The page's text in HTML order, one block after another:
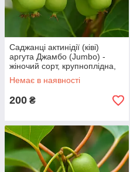
Саджанці актинідії (ківі)
аргута Джамбо (Jumbo) -
жіночий сорт, крупноплідна,
морозостійка С1.5
Немає в наявності
200 ₴